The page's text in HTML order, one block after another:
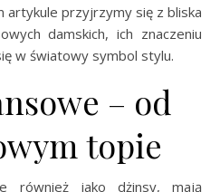
przyjrzymy się z bliska
damskich, ich znaczeniu
w światowy symbol stylu.
– od
topie
również jako dżinsy, mają